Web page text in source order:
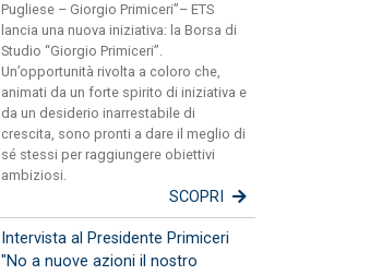
Pugliese – Giorgio Primiceri”– ETS
lancia una nuova iniziativa: la Borsa di
Studio “Giorgio Primiceri”.
Un’opportunità rivolta a coloro che,
animati da un forte spirito di iniziativa e
da un desiderio inarrestabile di
crescita, sono pronti a dare il meglio di
sé stessi per raggiungere obiettivi
ambiziosi.
SCOPRI
Intervista al Presidente Primiceri
"No a nuove azioni il nostro